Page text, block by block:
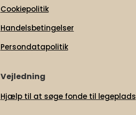
Cookiepolitik
Handelsbetingelser
Persondatapolitik
Vejledning
Hjælp til at søge fonde til legeplads